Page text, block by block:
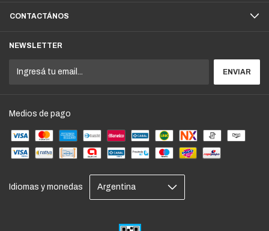
CONTACTÁNOS
NEWSLETTER
Medios de pago
Idiomas y monedas